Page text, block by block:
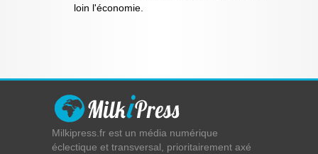
loin l'économie.
Milkipress.fr est un média numérique
éclectique et transversal, prioritairement axé